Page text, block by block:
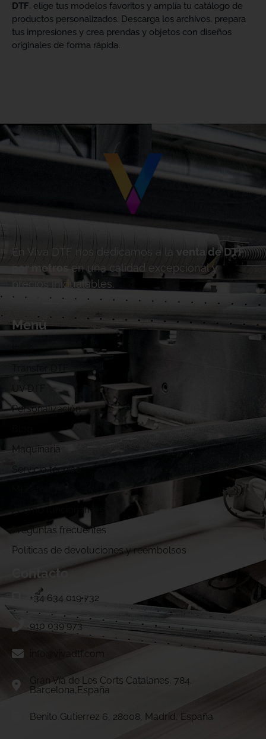
DTF, elige tus modelos favoritos y amplía tu catálogo de
productos personalizados. Descarga los archivos, prepara
tus impresiones y crea prendas y objetos con diseños
originales de forma rápida.
En Viva DTF nos dedicamos a la
venta de DTF
por metros
en una calidad excepcional y
precios inigualables.
Menú
UV DTF
Personalización
Maquinaria
Servicio técnico
¿Cómo funcionamos?
Preguntas frecuentes
Politicas de devoluciones y reembolsos
Contacto
+34 634 019 732
910 039 973
info@vivadtf.com
Gran Vía de Les Corts Catalanes, 784.
Barcelona,España
Benito Gutierrez 6, 28008, Madrid, España